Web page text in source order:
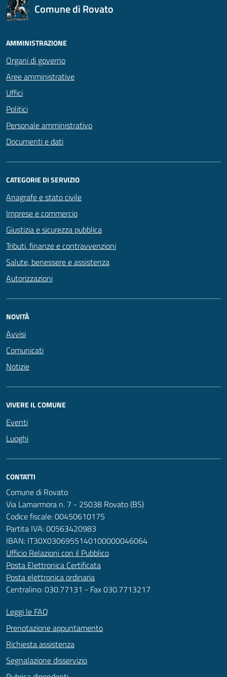
Comune di Rovato
AMMINISTRAZIONE
Organi di governo
Aree amministrative
Uffici
Politici
Personale amministrativo
Documenti e dati
CATEGORIE DI SERVIZIO
Anagrafe e stato civile
Imprese e commercio
Giustizia e sicurezza pubblica
Tributi, finanze e contravvenzioni
Salute, benessere e assistenza
Autorizzazioni
NOVITÀ
Avvisi
Comunicati
Notizie
VIVERE IL COMUNE
Eventi
Luoghi
CONTATTI
Comune di Rovato
Via Lamarmora n. 7 - 25038 Rovato (BS)
Codice fiscale: 00450610175
Partita IVA: 00563420983
IBAN: IT30X0306955140100000046064
Ufficio Relazioni con il Pubblico
Posta Elettronica Certificata
Posta elettronica ordinaria
Centralino: 030.77131 - Fax 030.7713217
Leggi le FAQ
Prenotazione appuntamento
Richiesta assistenza
Segnalazione disservizio